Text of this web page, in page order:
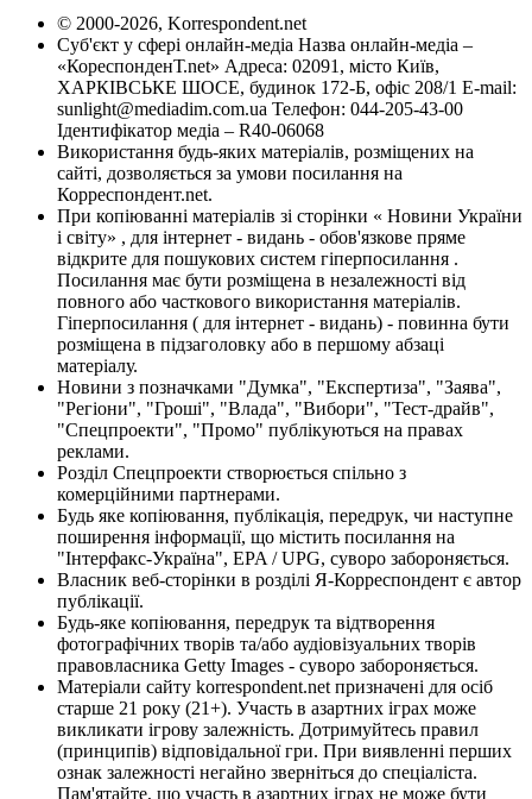
© 2000-2026, Korrespondent.net
Суб'єкт у сфері онлайн-медіа Назва онлайн-медіа –
«КореспонденТ.net» Адреса: 02091, місто Київ,
ХАРКІВСЬКЕ ШОСЕ, будинок 172-Б, офіс 208/1 E-mail:
sunlight@mediadim.com.ua Телефон: 044-205-43-00
Ідентифікатор медіа – R40-06068
Використання будь-яких матеріалів, розміщених на
сайті, дозволяється за умови посилання на
Корреспондент.net.
При копіюванні матеріалів зі сторінки « Новини України
і світу» , для інтернет - видань - обов'язкове пряме
відкрите для пошукових систем гіперпосилання .
Посилання має бути розміщена в незалежності від
повного або часткового використання матеріалів.
Гіперпосилання ( для інтернет - видань) - повинна бути
розміщена в підзаголовку або в першому абзаці
матеріалу.
Новини з позначками "Думка", "Експертиза", "Заява",
"Регіони", "Гроші", "Влада", "Вибори", "Тест-драйв",
"Спецпроекти", "Промо" публікуються на правах
реклами.
Розділ Спецпроекти створюється спільно з
комерційними партнерами.
Будь яке копіювання, публікація, передрук, чи наступне
поширення інформації, що містить посилання на
"Інтерфакс-Україна", EPA / UPG, суворо забороняється.
Власник веб-сторінки в розділі Я-Корреспондент є автор
публікації.
Будь-яке копіювання, передрук та відтворення
фотографічних творів та/або аудіовізуальних творів
правовласника Getty Images - суворо забороняється.
Матеріали сайту korrespondent.net призначені для осіб
старше 21 року (21+). Участь в азартних іграх може
викликати ігрову залежність. Дотримуйтесь правил
(принципів) відповідальної гри. При виявленні перших
ознак залежності негайно зверніться до спеціаліста.
Пам'ятайте, що участь в азартних іграх не може бути